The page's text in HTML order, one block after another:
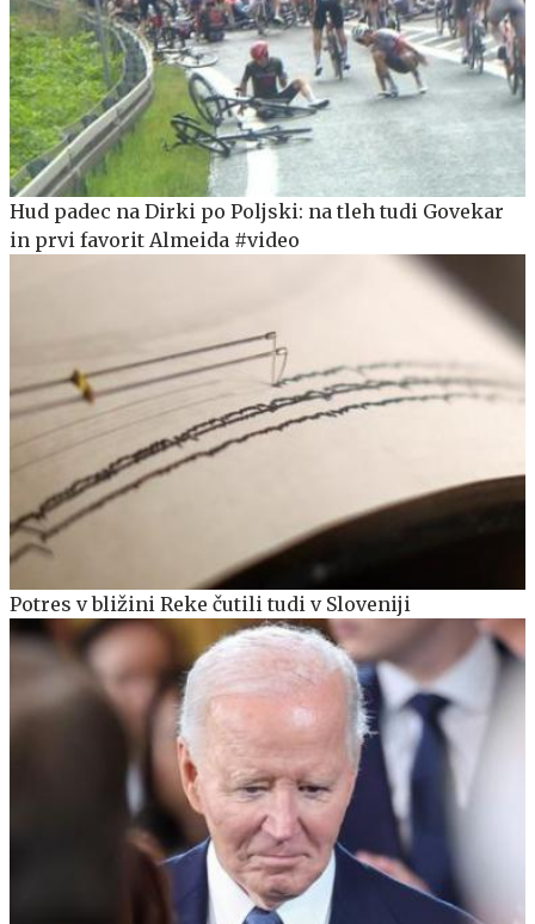
Hud padec na Dirki po Poljski: na tleh tudi Govekar
in prvi favorit Almeida #video
Potres v bližini Reke čutili tudi v Sloveniji